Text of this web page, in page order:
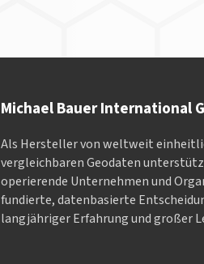
Michael Bauer International
Als Hersteller von weltweit
vergleichbaren Geodaten
ope­rieren­de Un­ter­neh­men und
fundierte, datenbasierte
langjähriger Erfahrung und großer